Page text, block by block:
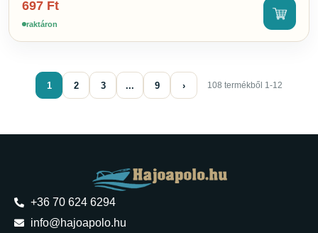
697 Ft
raktáron
1 2 3 ... 9 › 108 termékből 1-12
+36 70 624 6294
info@hajoapolo.hu